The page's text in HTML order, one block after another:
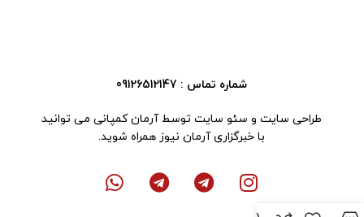
شماره تماس : 09126512147
طراحی سایتو سئو سایتتوسط آرمان کمپانی می توانید
با خبرگزاری آرمان نیوز همراه شوید.